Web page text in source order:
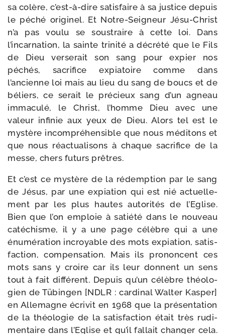
sa colère, c’est-à-dire satis­faire à sa jus­tice depuis
le péché ori­gi­nel. Et Notre-​Seigneur Jésu-​Christ
n’a pas vou­lu se sous­traire à cette loi. Dans
l’incarnation, la sainte tri­ni­té a décré­té que le Fils
de Dieu ver­se­rait son sang pour expier nos
péchés, sacri­fice expia­toire comme dans
l’ancienne loi mais au lieu du sang de boucs et de
béliers, ce serait le pré­cieux sang d’un agneau
imma­cu­lé, le Christ, l’homme Dieu avec une
valeur infi­nie aux yeux de Dieu. Alors tel est le
mys­tère incom­pré­hen­sible que nous médi­tons et
que nous réac­tua­li­sons à chaque sacri­fice de la
messe, chers futurs prêtres.
Et c’est ce mys­tère de la rédemp­tion par le sang
de Jésus, par une expia­tion qui est nié actuel­le­
ment par les plus hautes auto­ri­tés de l’Eglise.
Bien que l’on emploie à satié­té dans le nou­veau
caté­chisme, il y a une page célèbre qui a une
énu­mé­ra­tion incroyable des mots expia­tion, satis­
fac­tion, com­pen­sa­tion. Mais ils pro­noncent ces
mots sans y croire car ils leur donnent un sens
tout à fait dif­fé­rent. Depuis qu’un célèbre théo­lo­
gien de Tübingen [NDLR : car­di­nal Walter Kasper]
en Allemagne écri­vit en 1968 que la pré­sen­ta­tion
de la théo­lo­gie de la satis­fac­tion était très rudi­
men­taire dans l’Eglise et qu’il fal­lait chan­ger cela.